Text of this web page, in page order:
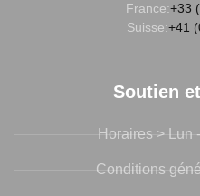
France:+33
Suisse:+41
Soutien
Horaires > Lun
Conditions